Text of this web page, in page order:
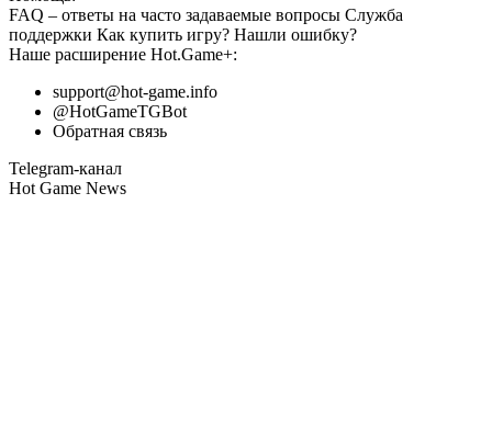
FAQ – ответы на часто задаваемые вопросы Служба
поддержки Как купить игру? Нашли ошибку?
Наше расширение Hot.Game+:
support@hot-game.info
@HotGameTGBot
Обратная связь
Telegram-канал
Hot Game News